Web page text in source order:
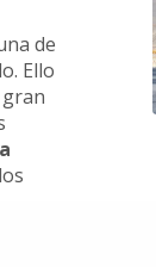
de
Ello